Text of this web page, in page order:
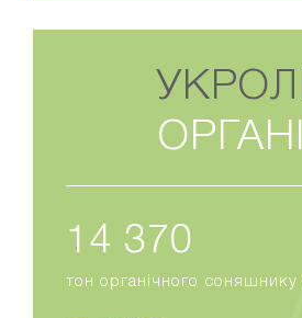
16 538
тон органічного соняшнику